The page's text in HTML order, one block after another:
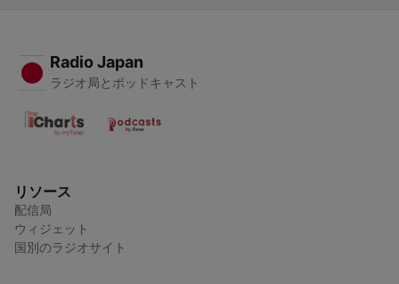
Radio Japan
ラジオ局とポッドキャスト
リソース
配信局
ウィジェット
国別のラジオサイト